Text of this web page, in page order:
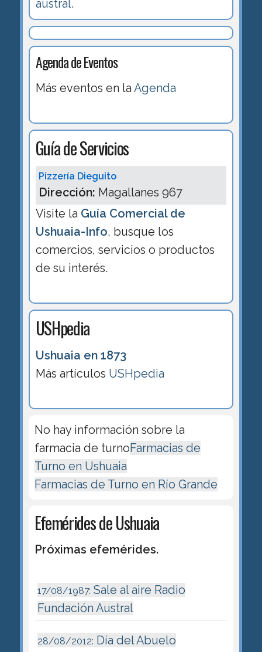
austral.
Agenda de Eventos
Más eventos en la Agenda
Guía de Servicios
Pizzería Dieguito
Dirección: Magallanes 967
Visite la Guía Comercial de
Ushuaia-Info, busque los
comercios, servicios o productos
de su interés.
USHpedia
Ushuaia en 1873
Más artículos USHpedia
No hay información sobre la
farmacia de turnoFarmacias de
Turno en Ushuaia
Farmacias de Turno en Río Grande
Efemérides de Ushuaia
Próximas efemérides.
17/08/1987: Sale al aire Radio
Fundación Austral
28/08/2012: Día del Abuelo